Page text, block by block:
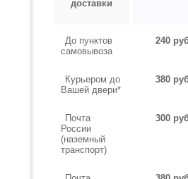
доставки
До пунктов
самовывоза
240
Курьером до
Вашей двери*
380
Почта
России
(наземный
транспорт)
300